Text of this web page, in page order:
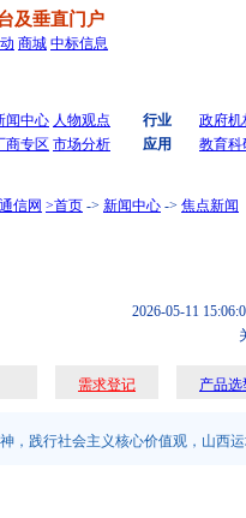
及垂直门户
商城 中标信息
闻中心 人物观点
商专区 市场分析
行业
应用
政府
教育
信网 >首页 -> 新闻中心 -> 焦点新闻
2026-05-11
需求登记 产品选
，践行社会主义核心价值观，山